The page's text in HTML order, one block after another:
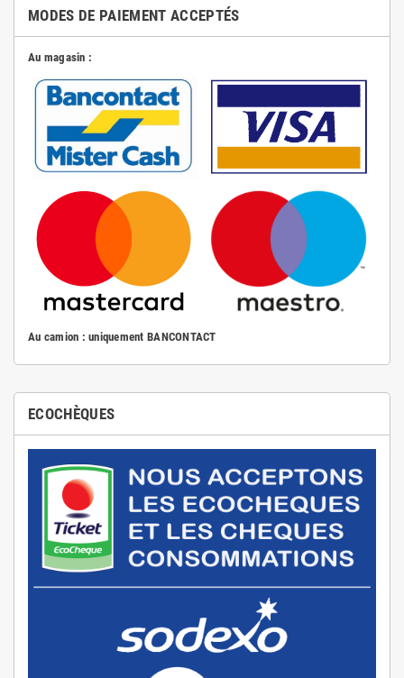
MODES DE PAIEMENT ACCEPTÉS
Au magasin :
Au camion : uniquement BANCONTACT
ECOCHÈQUES